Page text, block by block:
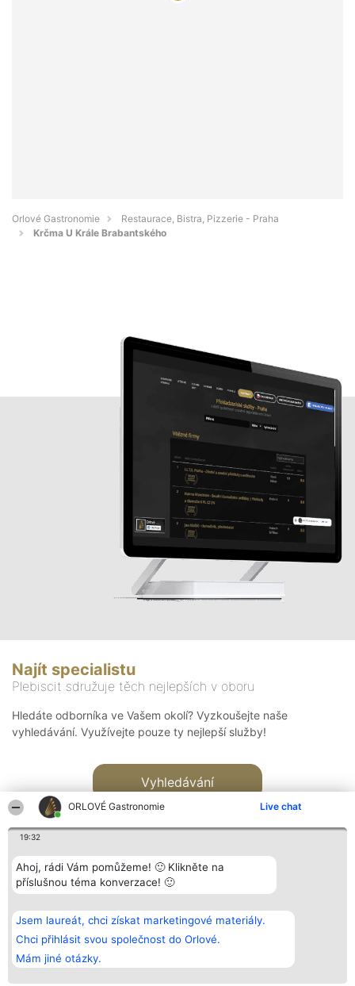
ORLOVÉ Gastronomie Live chat
19:32
Ahoj, rádi Vám pomůžeme! 🙂 Klikněte na
příslušnou téma konverzace! 🙂
Jsem laureát, chci získat marketingové materiály.
Chci přihlásit svou společnost do Orlové.
Mám jiné otázky.
Orlové Gastronomie
Restaurace, Bistra, Pizzerie - Praha
Krčma U Krále Brabantského
Najít specialistu
Plebiscit sdružuje těch nejlepších v oboru
Hledáte odborníka ve Vašem okolí? Vyzkoušejte naše
vyhledávání. Využívejte pouze ty nejlepší služby!
Vyhledávání
Bright Side Solutions sp. z o.
o. sp. k.
ul. Ruska 22
Wrocław 50-079
KRS 0000749100 | Regon
381313360 | NIP 8943132676
Vítězové
Seznam všech
laureátů
Zásady
Zásady
Kontakt